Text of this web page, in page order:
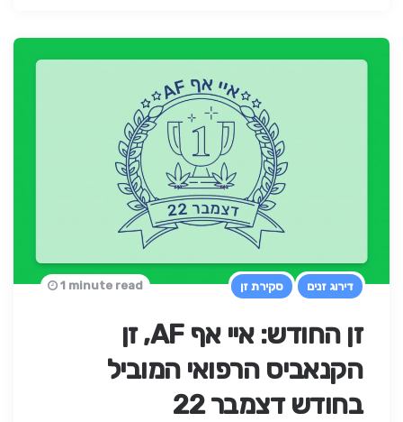
דירוג זנים סקירת זן
זן החודש: איי אף AF, זן
הקנאביס הרפואי המוביל
בחודש דצמבר 22
1 minute read